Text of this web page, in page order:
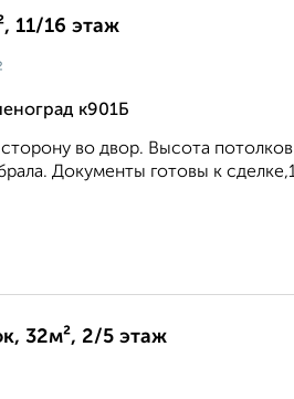
11/16 этаж
к901Б
во двор. Высота
Документы готовы к
32м², 2/5 этаж